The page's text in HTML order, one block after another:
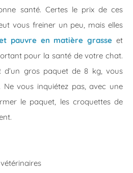
santé. Certes le prix de ces
vous freiner un peu, mais elles
pauvre en matière grasse et
pour la santé de votre chat.
d’un gros paquet de 8 kg, vous
vous inquiétez pas, avec une
le paquet, les croquettes de